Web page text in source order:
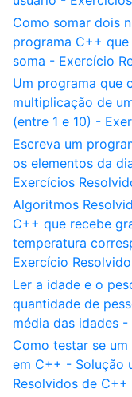
Como somar dois
programa C++
soma - Exercício
Um programa que
multiplicação de
(entre 1 e 10) -
Escreva um
os elementos da
Exercícios
Algoritmos
C++ que recebe
temperatura
Exercício
Ler a idade e o
quantidade de
média das idades
Como testar se
em C++ - Solução
Resolvidos de C++